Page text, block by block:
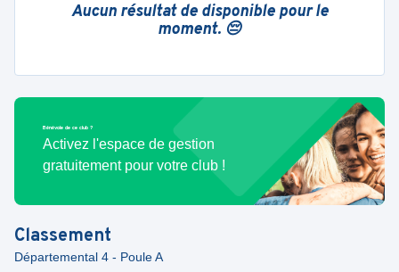
Aucun résultat de disponible pour le
moment. 😔
Bénévole de ce club ?
Activez l'espace de gestion
gratuitement pour votre club !
Classement
Départemental 4 - Poule A